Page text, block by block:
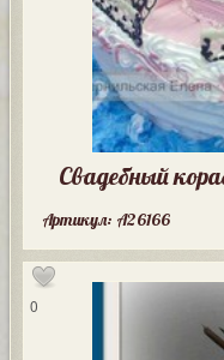
Свадебный
Артикул: A26166
0